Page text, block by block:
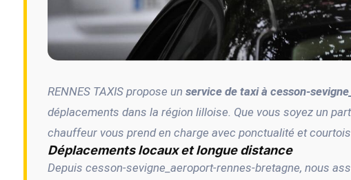
RENNES TAXIS propose un service de taxi à cesson-
déplacements dans la région lilloise. Que vous soyez un
chauffeur vous prend en charge avec ponctualité et
Déplacements locaux et longue distance
Depuis cesson-sevigne_aeroport-rennes-bretagne, nous